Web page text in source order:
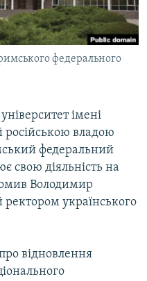
федерального
імені
російською владою
федеральний
свою діяльність на
Володимир
українського
відновлення